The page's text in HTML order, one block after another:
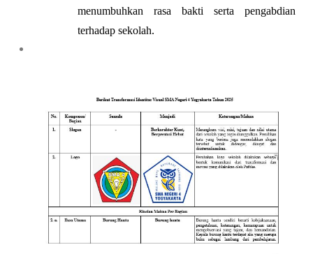
menumbuhkan rasa bakti serta pengabdian
terhadap sekolah.